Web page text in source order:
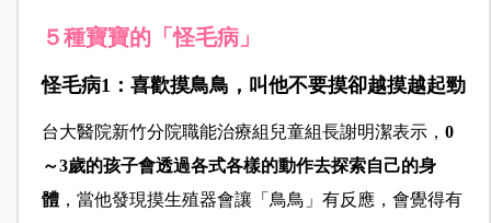
５種寶寶的「怪毛病」
怪毛病1：喜歡摸鳥鳥，叫他不要摸卻越摸越起勁
台大醫院新竹分院職能治療組兒童組長謝明潔表示， 0
～3歲的孩子會透過各式各樣的動作去探索自己的身
體，當他發現摸生殖器會讓「鳥鳥」有反應，會覺得有